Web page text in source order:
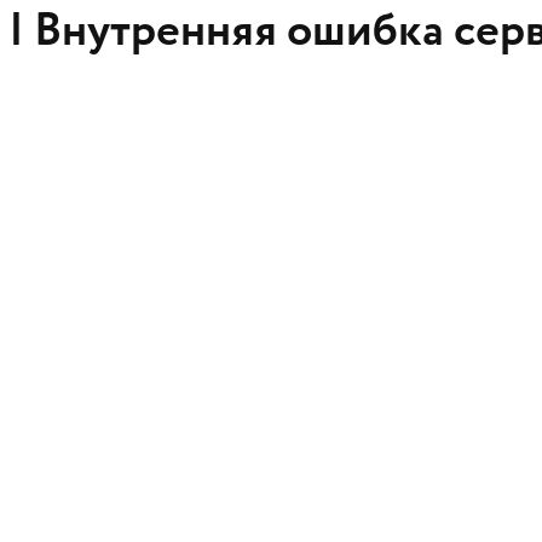
Внутренняя ошибка